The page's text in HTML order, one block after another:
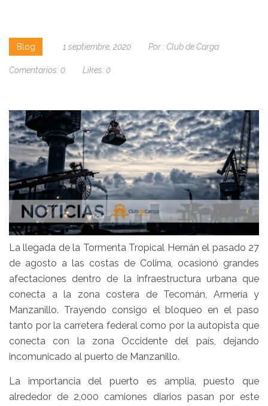
Blog 1 septiembre, 2020 Por : Club de Carga
Comentarios: 0 Likes: 0
La llegada de la Tormenta Tropical Hernán el pasado 27
de agosto a las costas de Colima, ocasionó grandes
afectaciones dentro de la infraestructura urbana que
conecta a la zona costera de Tecomán, Armería y
Manzanillo. Trayendo consigo el bloqueo en el paso
tanto por la carretera federal como por la autopista que
conecta con la zona Occidente del país, dejando
incomunicado al puerto de Manzanillo.
La importancia del puerto es amplia, puesto que
alrededor de 2,000 camiones diarios pasan por este